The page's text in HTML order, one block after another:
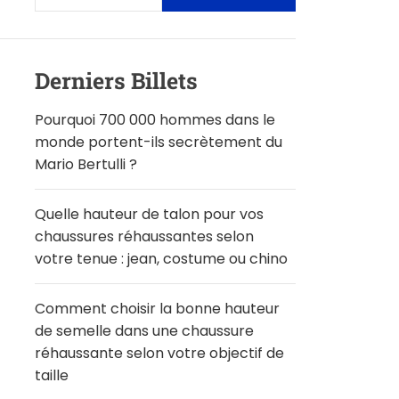
Derniers Billets
Pourquoi 700 000 hommes dans le
monde portent-ils secrètement du
Mario Bertulli ?
Quelle hauteur de talon pour vos
chaussures réhaussantes selon
votre tenue : jean, costume ou chino
Comment choisir la bonne hauteur
de semelle dans une chaussure
réhaussante selon votre objectif de
taille